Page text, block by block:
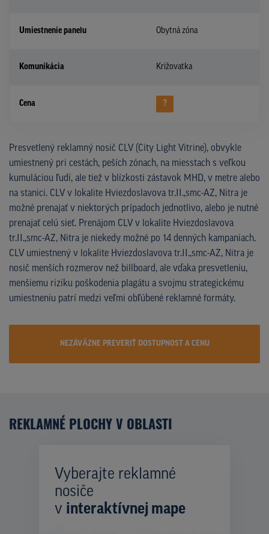
Umiestnenie panelu Obytná zóna
Komunikácia Križovatka
Cena ?
Presvetlený reklamný nosič CLV (City Light Vitrine), obvykle
umiestnený pri cestách, peších zónach, na miesstach s veľkou
kumuláciou ľudí, ale tiež v blízkosti zástavok MHD, v metre alebo
na stanici. CLV v lokalite Hviezdoslavova tr.II.,smc-AZ, Nitra je
možné prenajať v niektorých prípadoch jednotlivo, alebo je nutné
prenajať celú sieť. Prenájom CLV v lokalite Hviezdoslavova
tr.II.,smc-AZ, Nitra je niekedy možné po 14 denných kampaniach.
CLV umiestnený v lokalite Hviezdoslavova tr.II.,smc-AZ, Nitra je
nosič menších rozmerov než billboard, ale vďaka presvetleniu,
menšiemu riziku poškodenia plagátu a svojmu strategickému
umiestneniu patrí medzi veľmi obľúbené reklamné formáty.
NEZÁVÄZNE PREVERIŤ DOSTUPNOST A CENU
REKLAMNÉ PLOCHY V OBLASTI
Vyberajte reklamné
nosiče
v interaktívnej mape